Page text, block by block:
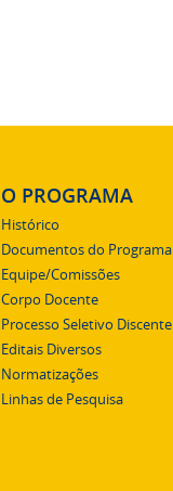
O PROGRAMA
Histórico
Documentos do Programa
Equipe/Comissões
Corpo Docente
Processo Seletivo Discente
Editais Diversos
Normatizações
Linhas de Pesquisa